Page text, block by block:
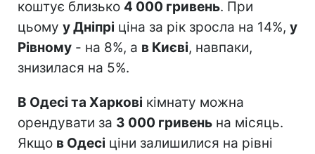
коштує близько 4 000 гривень. При
цьому у Дніпрі ціна за рік зросла на 14%, у
Рівному - на 8%, а в Києві, навпаки,
знизилася на 5%.
В Одесі та Харкові кімнату можна
орендувати за 3 000 гривень на місяць.
Якщо в Одесі ціни залишилися на рівні